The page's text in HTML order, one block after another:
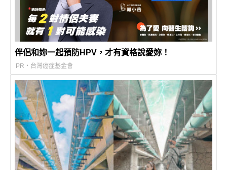
伴侶和妳一起預防HPV，才有資格說愛妳！
PR・台灣癌症基金會